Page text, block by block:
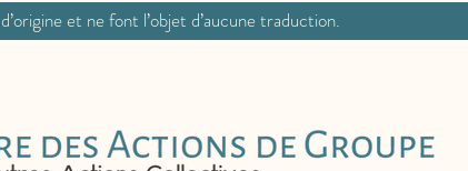
et ne font l’objet d’aucune traduction.